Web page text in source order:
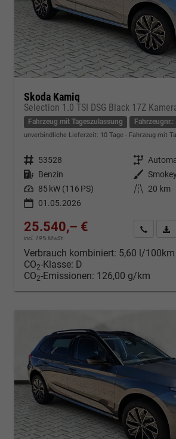
Skoda Kamiq
Selection 1.0 TSI DSG Black 17Z
Fahrzeug mit Tageszulassung
unverbindliche Lieferzeit: 10 Tage Fahrzeug mit
Fahrzeugnr. 53528 Getriebe
Kraftstoff Benzin Außenfarbe
Leistung 85 kW (116 PS) Kilometerstand
20 km
01.05.2026
25.540,– €
incl. 19% MwSt.
Kontakt
Verbrauch kombiniert: 5,60 l/100km
CO2-Klasse: D
CO2-Emissionen: 126,00 g/km